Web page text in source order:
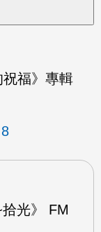
福》專輯
8
拾光》 FM